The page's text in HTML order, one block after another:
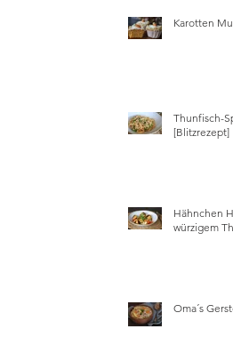
Karotten
Thunfisch-
[Blitzrezept]
Hähnchen
würzigem
Oma´s